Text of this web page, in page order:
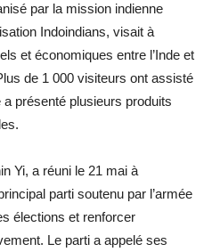
par la mission indienne
Indoindians, visait à
et économiques entre l’Inde et
de 1 000 visiteurs ont assisté
présenté plusieurs produits
Yi, a réuni le 21 mai à
parti soutenu par l’armée
élections et renforcer
Le parti a appelé ses